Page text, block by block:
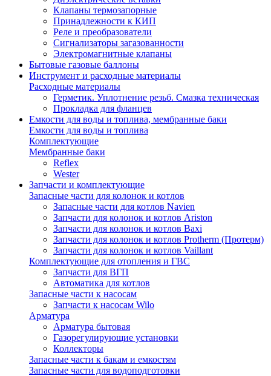
Клапаны термозапорные
Принадлежности к КИП
Реле и преобразователи
Сигнализаторы загазованности
Электромагнитные клапаны
Бытовые газовые баллоны
Инструмент и расходные материалы
Расходные материалы
Герметик. Уплотнение резьб. Смазка техническая
Прокладка для фланцев
Емкости для воды и топлива, мембранные баки
Емкости для воды и топлива
Комплектующие
Мембранные баки
Reflex
Wester
Запчасти и комплектующие
Запасные части для колонок и котлов
Запасные части для котлов Navien
Запчасти для колонок и котлов Ariston
Запчасти для колонок и котлов Baxi
Запчасти для колонок и котлов Protherm (Протерм)
Запчасти для колонок и котлов Vaillant
Комплектующие для отопления и ГВС
Запчасти для ВГП
Автоматика для котлов
Запасные части к насосам
Запчасти к насосам Wilo
Арматура
Арматура бытовая
Газорегулирующие установки
Коллекторы
Запасные части к бакам и емкостям
Запасные части для водоподготовки